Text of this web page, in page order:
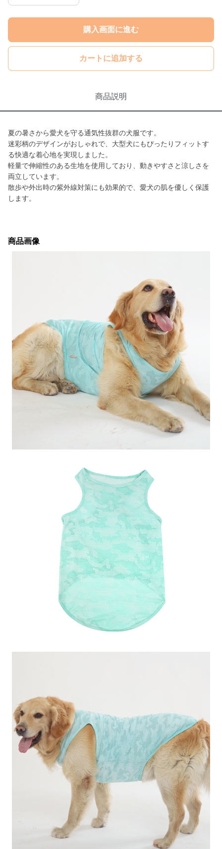
購入画面に進む
カートに追加する
商品説明
夏の暑さから愛犬を守る通気性抜群の犬服です。
迷彩柄のデザインがおしゃれで、大型犬にもぴったりフィットす
る快適な着心地を実現しました。
軽量で伸縮性のある生地を使用しており、動きやすさと涼しさを
両立しています。
散歩や外出時の紫外線対策にも効果的で、愛犬の肌を優しく保護
します。
商品画像